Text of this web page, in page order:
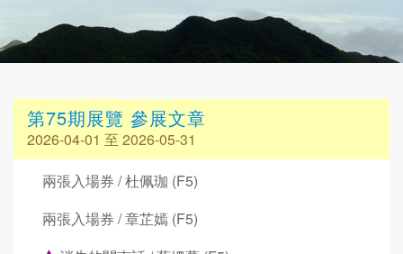
第75期展覽 參展文章
2026-04-01 至 2026-05-31
兩張入場券 / 杜佩珈 (F5)
兩張入場券 / 章芷嫣 (F5)